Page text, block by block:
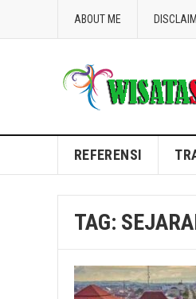
ABOUT ME
Blog WisataSiana
REFERENSI
TAG: